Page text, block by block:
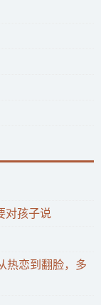
对孩子说
热恋到翻脸，多